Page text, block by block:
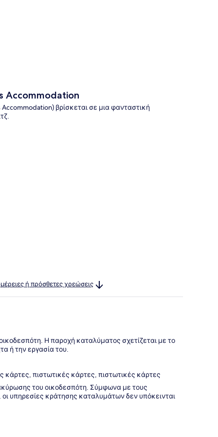
Accommodation
βρίσκεται σε μια φανταστική
ή πρόσθετες χρεώσεις
Η παροχή καταλύματος σχετίζεται με το
ή την εργασία του.
κάρτες, πιστωτικές κάρτες, πιστωτικές κάρτες
του οικοδεσπότη. Σύμφωνα με τους
υπηρεσίες κράτησης καταλυμάτων δεν υπόκεινται